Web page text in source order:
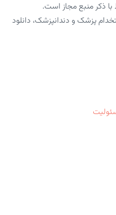
ذکر منبع مجاز است.
پزشک و دندانپزشک، دانلود